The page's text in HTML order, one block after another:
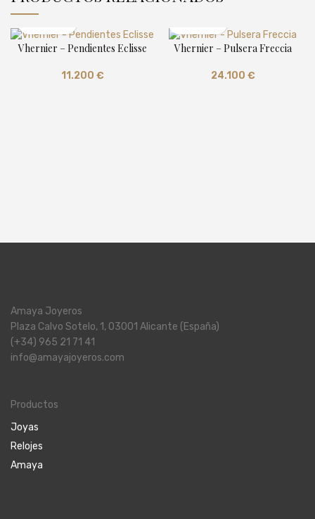
Vhernier – Pendientes Eclisse
11.200 €
Vhernier – Pulsera Freccia
24.100 €
Amaya Joyeros
Plaza Calvo Sotelo, 1, 03001 Alicante (España)
(+34) 965 21 71 41
info@amayajoyeros.com
Productos
Joyas
Relojes
Amaya